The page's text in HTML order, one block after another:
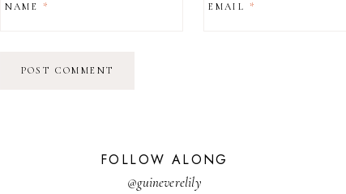
NAME * EMAIL *
FOLLOW ALONG
@guineverelily